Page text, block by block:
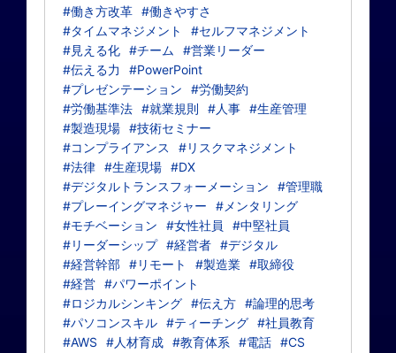
#働き方改革 #働きやすさ
#タイムマネジメント
#セルフマネジメント
#見える化 #チーム
#営業リーダー
#伝える力
#PowerPoint
#プレゼンテーション
#労働契約
#労働基準法 #就業規則 #人事 #生産管理
#製造現場 #技術セミナー
#コンプライアンス
#リスクマネジメント
#法律 #生産現場 #DX
#デジタルトランスフォーメーション
#管理職
#プレーイングマネジャー
#メンタリング
#モチベーション
#女性社員
#中堅社員
#リーダーシップ #経営者 #デジタル
#経営幹部 #リモート #製造業 #取締役
#経営 #パワーポイント
#ロジカルシンキング #伝え方 #論理的思考
#パソコンスキル #ティーチング #社員教育
#AWS
#人材育成 #教育体系 #電話 #CS